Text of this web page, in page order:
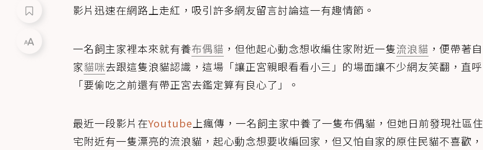
影片迅速在網路上走紅，吸引許多網友留言討論這一有趣情節。
一名飼主家裡本來就有養布偶貓 ，但他起心動念想收編住家附近一隻流浪貓 ，便帶著自
家貓咪去跟這隻浪貓認識，這場「讓正宮親眼看看小三」的場面讓不少網友笑翻，直呼
「要偷吃之前還有帶正宮去鑑定算有良心了」。
最近一段影片在Youtube上瘋傳，一名飼主家中養了一隻布偶貓，但她日前發現社區住
宅附近有一隻漂亮的流浪貓，起心動念想要收編回家，但又怕自家的原住民貓不喜歡，